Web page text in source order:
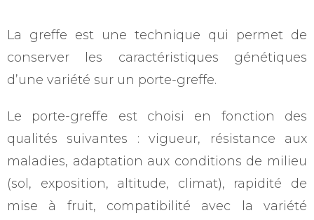
La greffe est une technique qui permet de
conserver les caractéristiques génétiques
d’une variété sur un porte-greffe.
Le porte-greffe est choisi en fonction des
qualités suivantes : vigueur, résistance aux
maladies, adaptation aux conditions de milieu
(sol, exposition, altitude, climat), rapidité de
mise à fruit, compatibilité avec la variété